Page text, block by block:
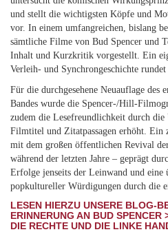
und stellt die wichtigsten Köpfe und
vor. In einem umfangreichen, bislang
sämtliche Filme von Bud Spencer und
Inhalt und Kurzkritik vorgestellt. Ein
Verleih- und Synchrongeschichte
Für die durchgesehene Neuauflage des
Bandes wurde die Spencer-/Hill-
zudem die Lesefreundlichkeit durch die
Filmtitel und Zitatpassagen erhöht. Ein
mit dem großen öffentlichen Revival
während der letzten Jahre – geprägt
Erfolge jenseits der Leinwand und eine
popkultureller Würdigungen durch die
LESEN HIERZU UNSERE BLOG-
ERINNERUNG AN BUD SPENCER
DIE RECHTE UND DIE LINKE